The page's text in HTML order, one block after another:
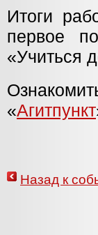
Итоги
первое
«Учиться
«Агитпункт
Назад к